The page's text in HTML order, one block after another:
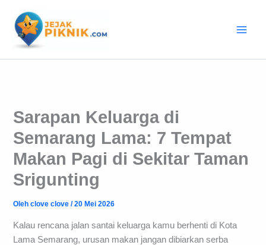
konten
Sarapan Keluarga di
Semarang Lama: 7 Tempat
Makan Pagi di Sekitar Taman
Srigunting
Olehclove clove/20 Mei 2026
Kalau rencana jalan santai keluarga kamu berhenti di Kota
Lama Semarang, urusan makan jangan dibiarkan serba